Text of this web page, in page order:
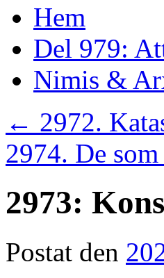
Hoppa
till
innehållHem
Del 979:
Nimis &
← 2972.
2974. De
2973:
Postat den